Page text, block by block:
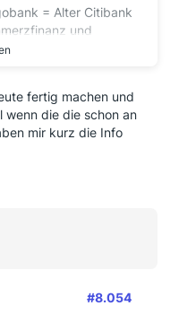
= Alter Citibank
und
Formular was
geschickt. Da
zu meinen
fertig machen und
wenn die die schon an
mir kurz die Info
#8.054